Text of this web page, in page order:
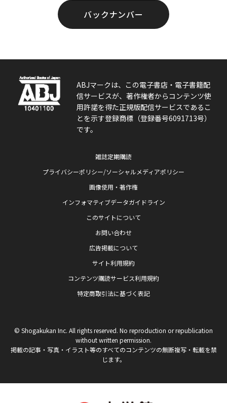
バックナンバー
ABJマークは、この電子書店・電子書籍配
信サービスが、著作権者からコンテンツ使
用許諾を得た正規版配信サービスであるこ
とを示す登録商標（登録番号6091713号）
です。
雑誌定期購読
プライバシーポリシー/ソーシャルメディアポリシー
画像使用・著作権
インフォマティブデータガイドライン
このサイトについて
お問い合わせ
広告掲載について
サイト利用規約
コンテンツ購読サービス利用規約
特定商取引法に基づく表記
© Shogakukan Inc. All rights reserved. No reproduction or republication
without written permission.
掲載の記事・写真・イラスト等のすべてのコンテンツの無断複写・転載を禁
じます。